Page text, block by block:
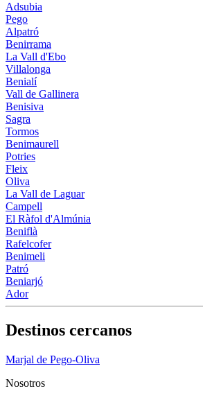
Adsubia
Pego
Alpatró
Benirrama
La Vall d'Ebo
Villalonga
Benialí
Vall de Gallinera
Benisiva
Sagra
Tormos
Benimaurell
Potries
Fleix
Oliva
La Vall de Laguar
Campell
El Ràfol d'Almúnia
Beniflà
Rafelcofer
Benimeli
Patró
Beniarjó
Ador
Destinos cercanos
Marjal de Pego-Oliva
Nosotros